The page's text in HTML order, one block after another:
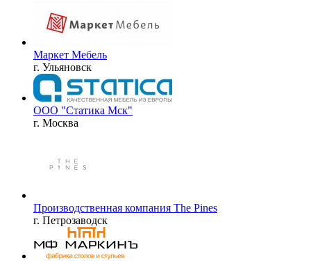
Маркет Мебель
г. Ульяновск
ООО "Статика Мск"
г. Москва
Производственная компания The Pines
г. Петрозаводск